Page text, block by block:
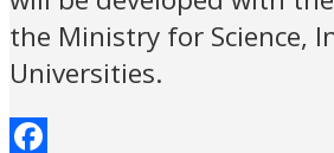
the Ministry for Science,
Universities.